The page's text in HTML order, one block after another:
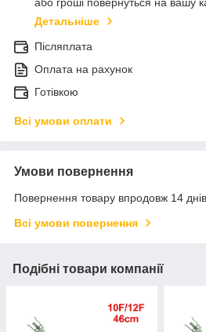
або гроші повернуться на вашу
Детальніше
Післяплата
Оплата на рахунок
Готівкою
Всі умови оплати
Умови повернення
Повернення товару впродовж 14
Всі умови повернення
Подібні товари компанії